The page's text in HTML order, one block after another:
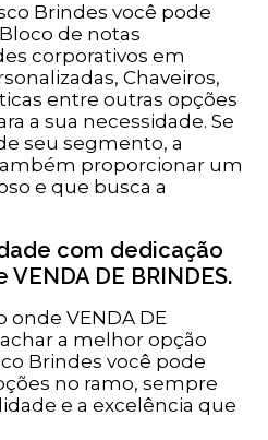
Brindes você pode
de notas
corporativos em
Chaveiros,
entre outras opções
a sua necessidade. Se
seu segmento, a
proporcionar um
e que busca a
com dedicação
DE BRINDES.
onde VENDA DE
a melhor opção
Brindes você pode
no ramo, sempre
e a excelência que